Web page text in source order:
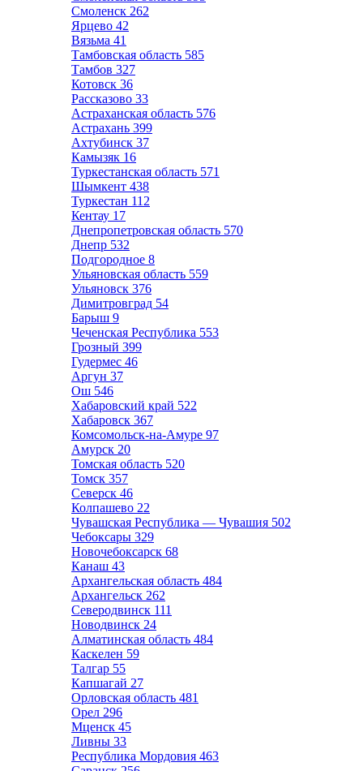
Смоленск 262
Ярцево 42
Вязьма 41
Тамбовская область 585
Тамбов 327
Котовск 36
Рассказово 33
Астраханская область 576
Астрахань 399
Ахтубинск 37
Камызяк 16
Туркестанская область 571
Шымкент 438
Туркестан 112
Кентау 17
Днепропетровская область 570
Днепр 532
Подгородное 8
Ульяновская область 559
Ульяновск 376
Димитровград 54
Барыш 9
Чеченская Республика 553
Грозный 399
Гудермес 46
Аргун 37
Ош 546
Хабаровский край 522
Хабаровск 367
Комсомольск-на-Амуре 97
Амурск 20
Томская область 520
Томск 357
Северск 46
Колпашево 22
Чувашская Республика — Чувашия 502
Чебоксары 329
Новочебоксарск 68
Канаш 43
Архангельская область 484
Архангельск 262
Северодвинск 111
Новодвинск 24
Алматинская область 484
Каскелен 59
Талгар 55
Капшагай 27
Орловская область 481
Орел 296
Мценск 45
Ливны 33
Республика Мордовия 463